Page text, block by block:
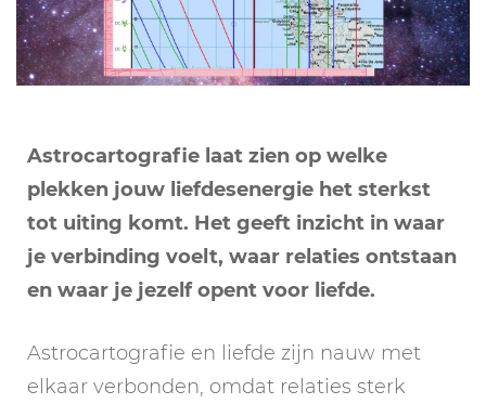
partner?
Astrocartografie laat zien op welke
plekken jouw liefdesenergie het sterkst
tot uiting komt. Het geeft inzicht in waar
je verbinding voelt, waar relaties ontstaan
en waar je jezelf opent voor liefde.
Astrocartografie en liefde zijn nauw met
elkaar verbonden, omdat relaties sterk